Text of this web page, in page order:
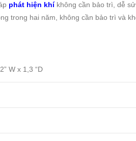
phát hiện khíkhông cần bảo trì, dễ
trong hai năm, không cần bảo trì và
W x 1,3 “D